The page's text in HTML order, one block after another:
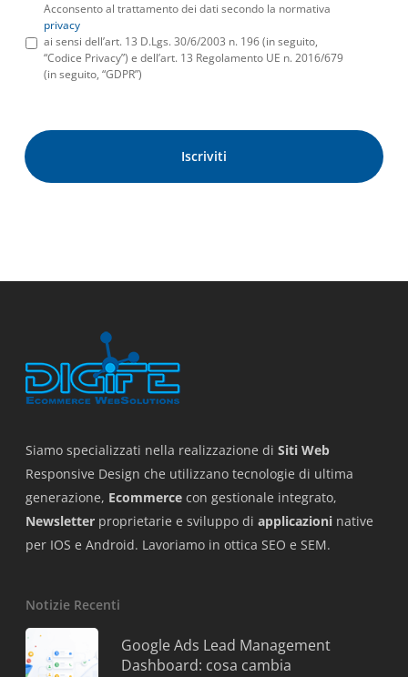
Acconsento al trattamento dei dati secondo la normativa
privacy
ai sensi dell’art. 13 D.Lgs. 30/6/2003 n. 196 (in seguito,
“Codice Privacy”) e dell’art. 13 Regolamento UE n. 2016/679
(in seguito, “GDPR”)
Siamo specializzati nella realizzazione di Siti Web
Responsive Design che utilizzano tecnologie di ultima
generazione, Ecommerce con gestionale integrato,
Newsletter proprietarie e sviluppo di applicazioni native
per IOS e Android. Lavoriamo in ottica SEO e SEM.
Notizie Recenti
Google Ads Lead Management
Dashboard: cosa cambia